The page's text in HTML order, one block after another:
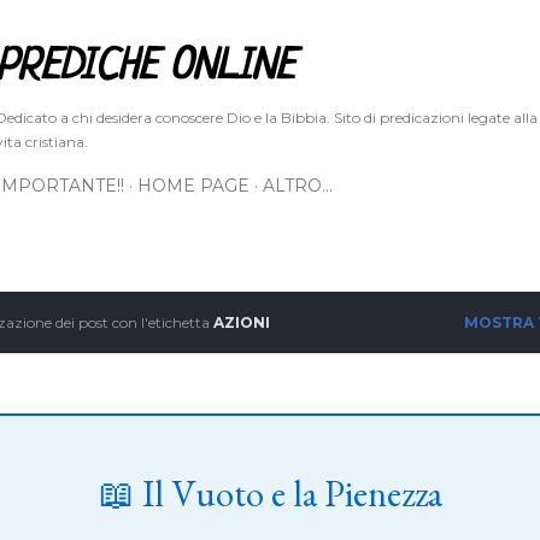
ONLINE
a chi desidera conoscere Dio e la Bibbia. Sito di predicazioni legate alla
cristiana.
HOME PAGE ALTRO…
dei post con l'etichetta AZIONI MOSTRA
📖 Il Vuoto e la Pienezza